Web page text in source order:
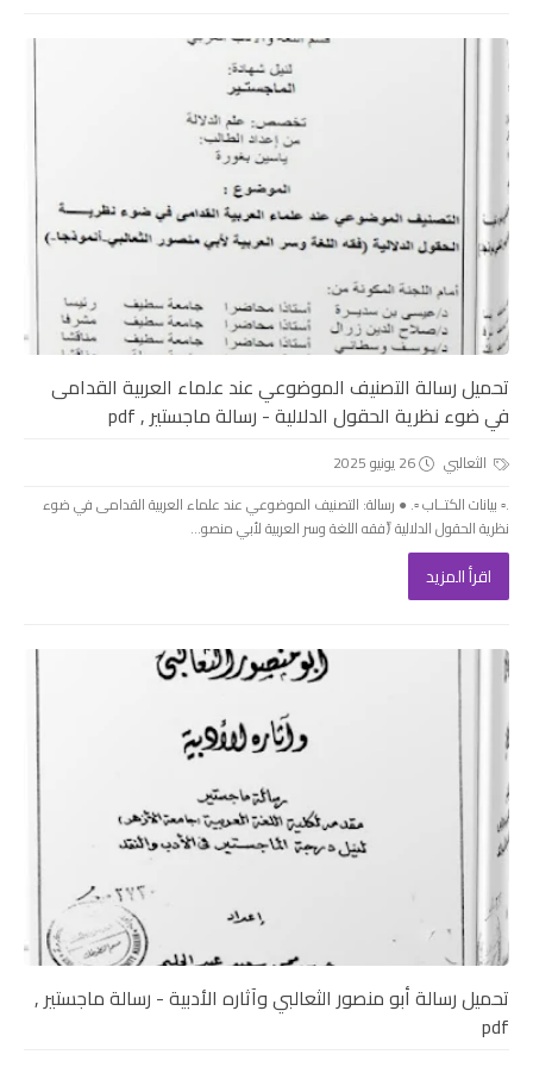
تحميل رسالة التصنيف الموضوعي عند علماء العربية القدامى
في ضوء نظرية الحقول الدلالية - رسالة ماجستير , pdf
الثعالبي
26 يونيو 2025
.▫️ بيانات الكتــاب ▫️. ● رسالة: التصنيف الموضوعي عند علماء العربية القدامى في ضوء
نظرية الحقول الدلالية (ًفقه اللغة وسر العربية لأبي منصو...
اقرأ المزيد
تحميل رسالة أبو منصور الثعالبي وآثاره الأدبية - رسالة ماجستير ,
pdf